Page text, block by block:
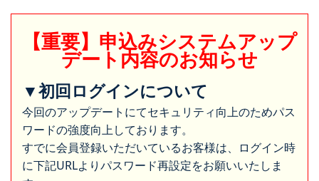
【重要】申込みシステムアップ
デート内容のお知らせ
▼初回ログインについて
今回のアップデートにてセキュリティ向上のためパス
ワードの強度向上しております。
すでに会員登録いただいているお客様は、ログイン時
に下記URLよりパスワード再設定をお願いいたしま